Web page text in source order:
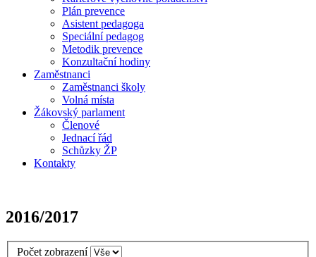
Plán prevence
Asistent pedagoga
Speciální pedagog
Metodik prevence
Konzultační hodiny
Zaměstnanci
Zaměstnanci školy
Volná místa
Žákovský parlament
Členové
Jednací řád
Schůzky ŽP
Kontakty
2016/2017
Počet zobrazení